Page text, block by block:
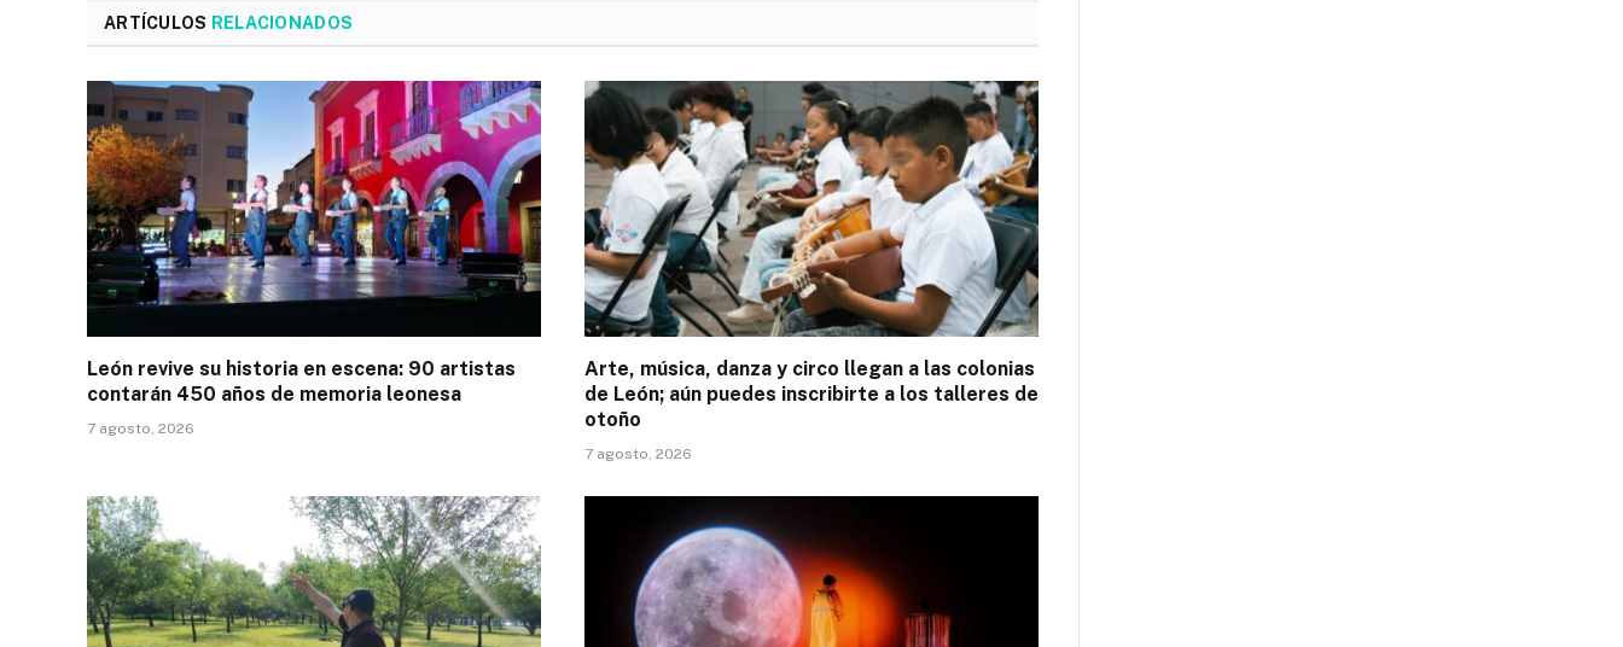
ARTÍCULOS RELACIONADOS
León revive su historia en escena: 90 artistas
contarán 450 años de memoria leonesa
7 agosto, 2026
Arte, música, danza y circo llegan a las colonias
de León; aún puedes inscribirte a los talleres de
otoño
7 agosto, 2026